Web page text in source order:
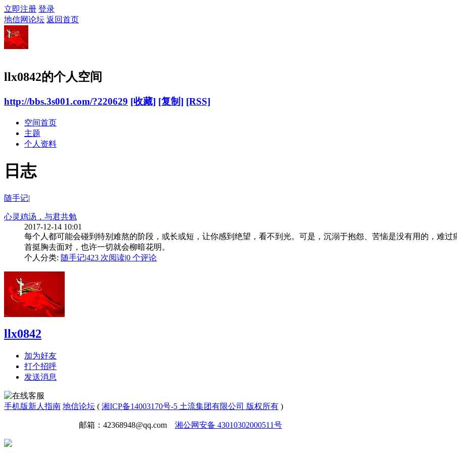
立即注册 登录
地信网论坛 返回首页
llx0842的个人空间
http://bbs.3s001.com/?220629 [收藏] [复制] [RSS]
空间首页
主题
个人资料
日志
随手记|
心灵鸡汤，与君共勉
2017-12-14 10:01
每个人都可能会碰到特别难熬的阶段，或长或短，让你感到绝望，看不到光。可是，沉溺于抱怨、苦恼是没有用的，难
首挺胸去面对，也许一切就会柳暗花明。
个人分类: 随手记|423 次阅读|0 个评论
llx0842
加为好友
打个招呼
发送消息
手机版新人指南 地信论坛 ( 湘ICP备14003170号-5 土流集团有限公司 版权所有 )
邮箱：42368948@qq.com 湘公网安备 43010302000511号